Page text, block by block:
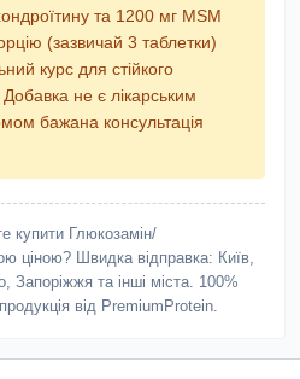
та 1200 мг MSM
(зазвичай 3 таблетки)
курс для стійкого
не є лікарським
бажана консультація
купити Глюкозамін/
ціною? Швидка відправка: Київ,
Запоріжжя та інші міста. 100%
від PremiumProtein.